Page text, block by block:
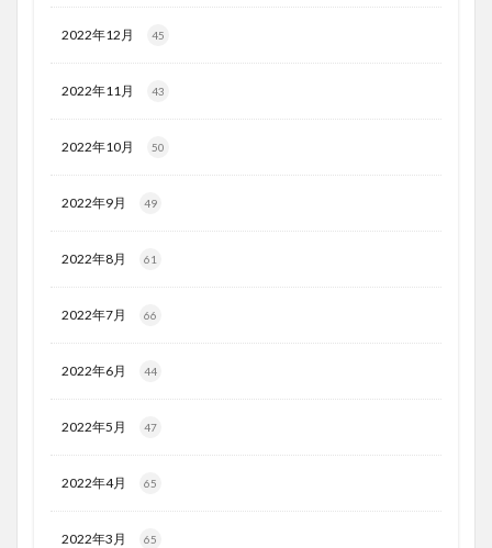
2022年12月 45
2022年11月 43
2022年10月 50
2022年9月 49
2022年8月 61
2022年7月 66
2022年6月 44
2022年5月 47
2022年4月 65
2022年3月 65